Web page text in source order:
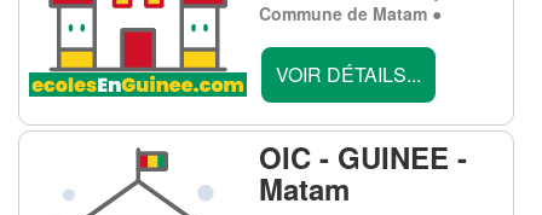
Commune de Matam ●
VOIR DÉTAILS...
OIC - GUINEE -
Matam